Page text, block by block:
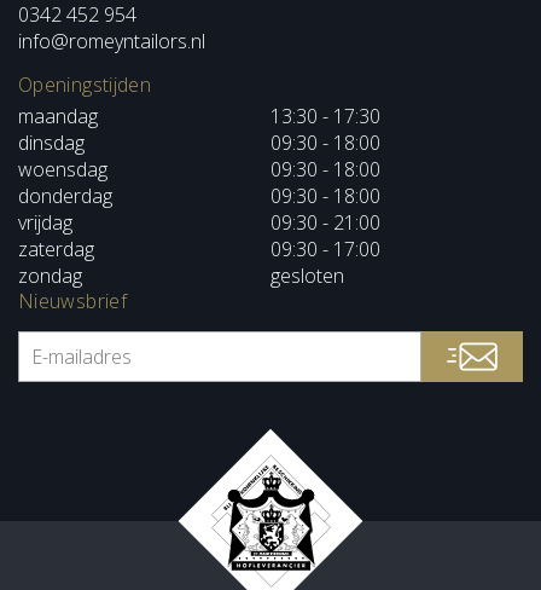
0342 452 954
info@romeyntailors.nl
Openingstijden
maandag
13:30 - 17:30
dinsdag
09:30 - 18:00
woensdag
09:30 - 18:00
donderdag
09:30 - 18:00
vrijdag
09:30 - 21:00
zaterdag
09:30 - 17:00
zondag
gesloten
Nieuwsbrief